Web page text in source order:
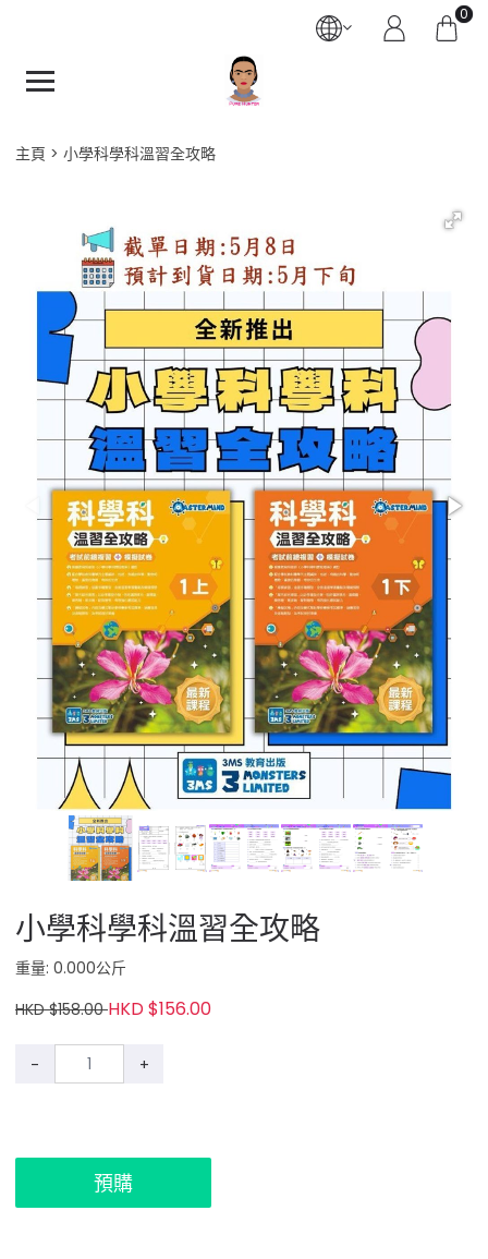
0
主頁 小學科學科溫習全攻略
小學科學科溫習全攻略
重量: 0.000公斤
HKD $158.00HKD $156.00
- +
預購